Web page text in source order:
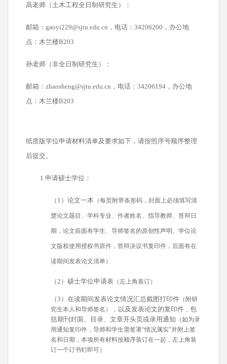
高老师（土木工程全日制研究生）：
邮箱：gaoyi229@sjtu.edu.cn，电话：34206200，办公地
点：木兰楼B203
孙老师（非全日制研究生）：
邮箱：zhaosheng@sjtu.edu.cn，电话：34206194，办公地
点：木兰楼B203
纸质版学位申请材料清单及要求如下，请按照序号顺序整理
后提交。
1. 申请硕士学位：
（1）论文一本 （每页附带条形码，封面上必须填写清
楚论文题目、学科专业、作者姓名、指导教师、答辩日
期，论文前面有学生、导师签名的原创性声明、学位论
文版权使用授权书原件，答辩决议书复印件，后面有在
读期间发表论文清单）
（2）硕士学位申请表 （左上角装订）
（3）在读期间发表论文情况汇总截图打印件 （附研
究生本人和导师签名）
，以及发表论文的复印件 ， 包
括期刊封面、目录、文章开头页或录用通知 （如为录
用通知复印件，导师和学生需签署“情况属实”并附上签
名和日期，本项所有材料按顺序装订在一起，左上角装
订一个订书钉即可）